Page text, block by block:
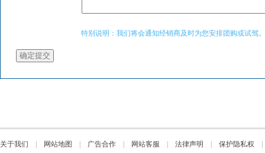
关于我们 网站地图 广告合作 网站客服 法律声明 保护隐私权